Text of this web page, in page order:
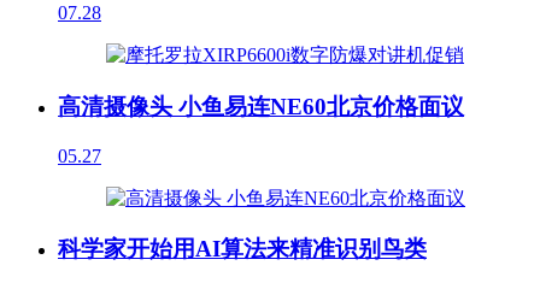
07.28
高清摄像头 小鱼易连NE60北京价格面议
05.27
科学家开始用AI算法来精准识别鸟类